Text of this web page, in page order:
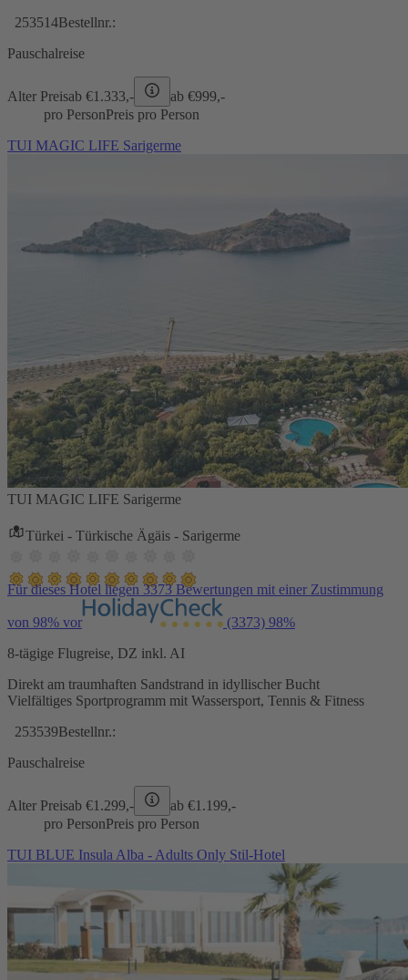
253514Bestellnr.:
Pauschalreise
Alter Preisab €1.333,- ab €999,-
pro PersonPreis pro Person
TUI MAGIC LIFE Sarigerme
TUI MAGIC LIFE Sarigerme
Türkei - Türkische Ägäis - Sarigerme
Für dieses Hotel liegen 3373 Bewertungen mit einer Zustimmung
von 98% vor (3373) 98%
8-tägige Flugreise, DZ inkl. AI
Direkt am traumhaften Sandstrand in idyllischer Bucht
Vielfältiges Sportprogramm mit Wassersport, Tennis & Fitness
253539Bestellnr.:
Pauschalreise
Alter Preisab €1.299,- ab €1.199,-
pro PersonPreis pro Person
TUI BLUE Insula Alba - Adults Only Stil-Hotel